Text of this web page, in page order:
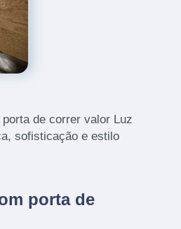
de correr valor Luz
sofisticação e estilo
porta de